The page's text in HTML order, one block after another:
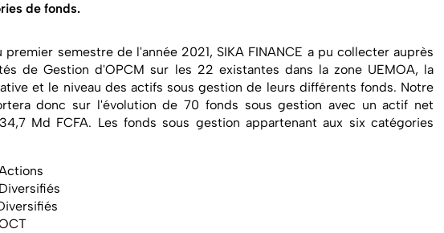
de fonds.
semestre de l'année 2021, SIKA FINANCE a pu collecter auprès
de Gestion d'OPCM sur les 22 existantes dans la zone UEMOA, la
et le niveau des actifs sous gestion de leurs différents fonds. Notre
donc sur l'évolution de 70 fonds sous gestion avec un actif net
Md FCFA. Les fonds sous gestion appartenant aux six catégories